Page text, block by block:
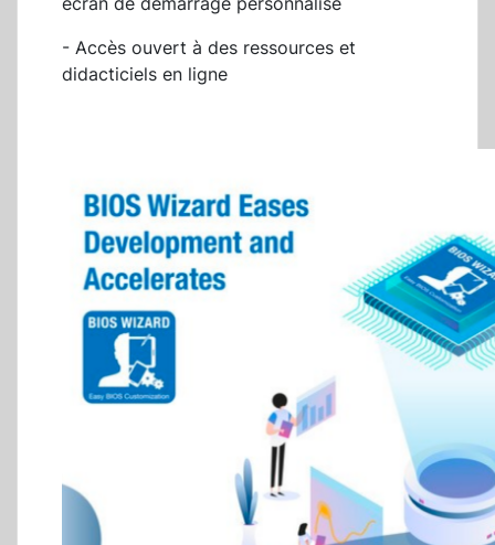
- Accès ouvert à des ressources et
didacticiels en ligne